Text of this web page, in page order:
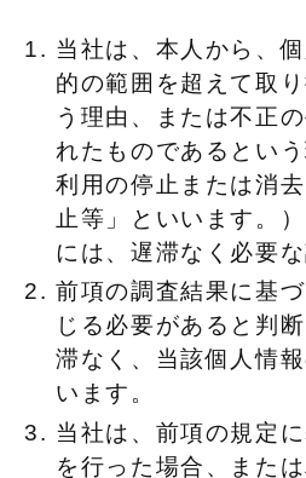
当社は、本人から、
的の範囲を超えて取
う理由、または不正
れたものであるとい
利用の停止または消
止等」といいます。
には、遅滞なく必要
前項の調査結果に基
じる必要があると判
滞なく、当該個人情
います。
当社は、前項の規定
を行った場合、また